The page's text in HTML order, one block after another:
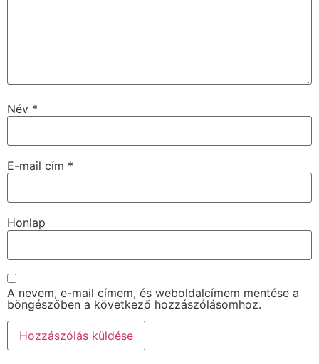
Név *
E-mail cím *
Honlap
A nevem, e-mail címem, és weboldalcímem mentése a
böngészőben a következő hozzászólásomhoz.